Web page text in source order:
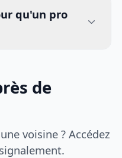
qu'un pro
de
voisine ? Accédez